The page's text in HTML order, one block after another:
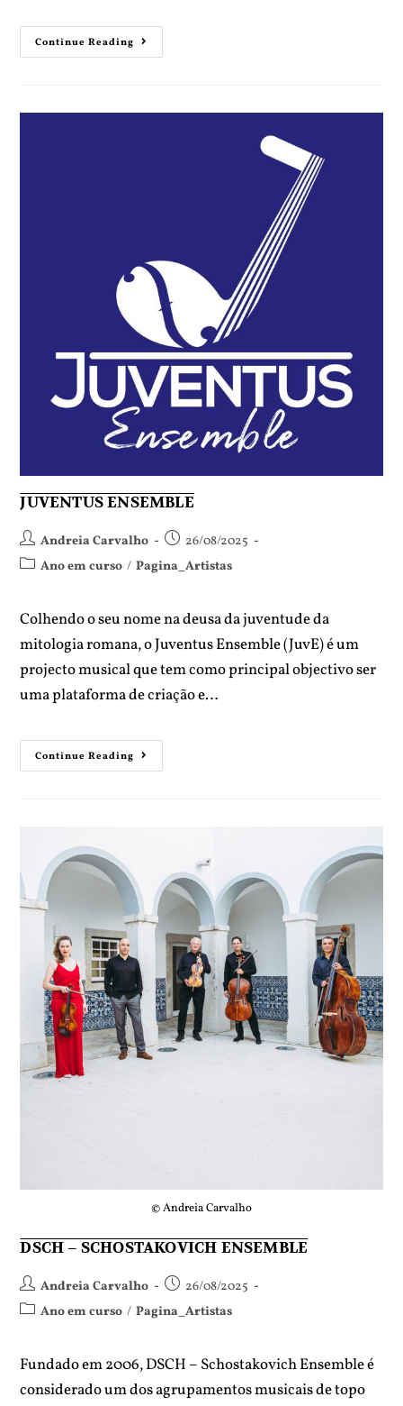
Continue Reading
JUVENTUS ENSEMBLE
Andreia Carvalho
26/08/2025
Ano em curso / Pagina_Artistas
Colhendo o seu nome na deusa da juventude da
mitologia romana, o Juventus Ensemble (JuvE) é um
projecto musical que tem como principal objectivo ser
uma plataforma de criação e…
Continue Reading
© Andreia Carvalho
DSCH – SCHOSTAKOVICH ENSEMBLE
Andreia Carvalho
26/08/2025
Ano em curso / Pagina_Artistas
Fundado em 2006, DSCH – Schostakovich Ensemble é
considerado um dos agrupamentos musicais de topo